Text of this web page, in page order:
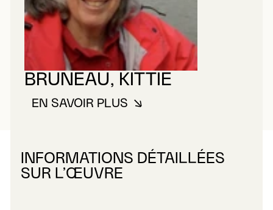
BRUNEAU, KITTIE
EN SAVOIR PLUSÀ PROPOS DE BRUNEAU, KITTIE
INFORMATIONS DÉTAILLÉES
SUR L’ŒUVRE